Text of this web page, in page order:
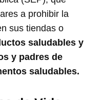
a prohibir la
sus tiendas o
saludables y
y padres de
saludables.